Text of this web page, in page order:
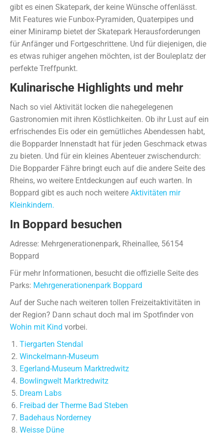
gibt es einen Skatepark, der keine Wünsche offenlässt.
Mit Features wie Funbox-Pyramiden, Quaterpipes und
einer Miniramp bietet der Skatepark Herausforderungen
für Anfänger und Fortgeschrittene. Und für diejenigen, die
es etwas ruhiger angehen möchten, ist der Bouleplatz der
perfekte Treffpunkt.
Kulinarische Highlights und mehr
Nach so viel Aktivität locken die nahegelegenen
Gastronomien mit ihren Köstlichkeiten. Ob ihr Lust auf ein
erfrischendes Eis oder ein gemütliches Abendessen habt,
die Bopparder Innenstadt hat für jeden Geschmack etwas
zu bieten. Und für ein kleines Abenteuer zwischendurch:
Die Bopparder Fähre bringt euch auf die andere Seite des
Rheins, wo weitere Entdeckungen auf euch warten. In
Boppard gibt es auch noch weitere Aktivitäten mir
Kleinkindern.
In Boppard besuchen
Adresse: Mehrgenerationenpark, Rheinallee, 56154
Boppard
Für mehr Informationen, besucht die offizielle Seite des
Parks: Mehrgenerationenpark Boppard
Auf der Suche nach weiteren tollen Freizeitaktivitäten in
der Region? Dann schaut doch mal im Spotfinder von
Wohin mit Kind vorbei.
Tiergarten Stendal
Winckelmann-Museum
Egerland-Museum Marktredwitz
Bowlingwelt Marktredwitz
Dream Labs
Freibad der Therme Bad Steben
Badehaus Norderney
Weisse Düne